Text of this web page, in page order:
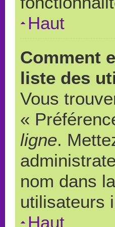
Haut
Comment
liste des
Vous
«
ligne.
nom dans
utilisateurs
Haut